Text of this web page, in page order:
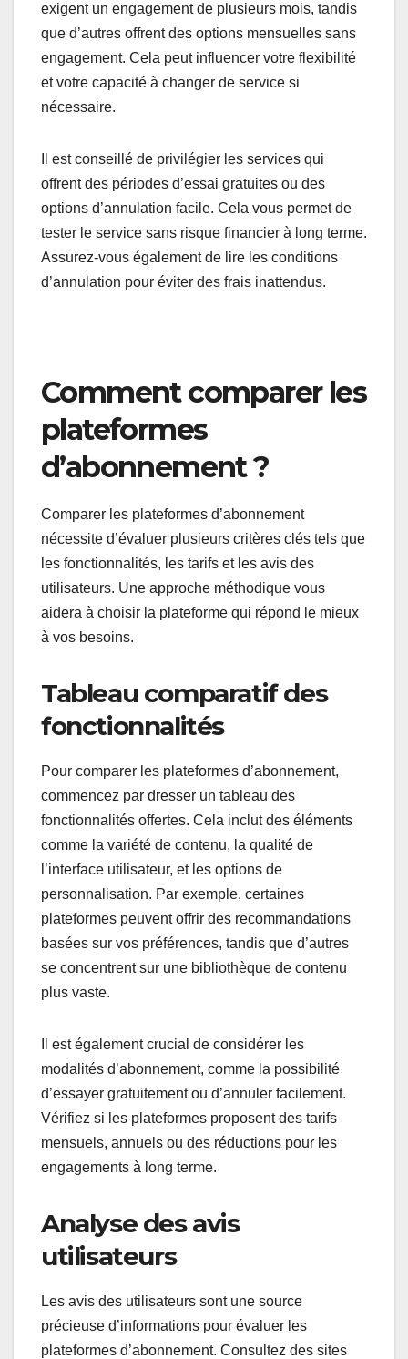
exigent un engagement de plusieurs mois, tandis
que d’autres offrent des options mensuelles sans
engagement. Cela peut influencer votre flexibilité
et votre capacité à changer de service si
nécessaire.
Il est conseillé de privilégier les services qui
offrent des périodes d’essai gratuites ou des
options d’annulation facile. Cela vous permet de
tester le service sans risque financier à long terme.
Assurez-vous également de lire les conditions
d’annulation pour éviter des frais inattendus.
Comment comparer les
plateformes
d’abonnement ?
Comparer les plateformes d’abonnement
nécessite d’évaluer plusieurs critères clés tels que
les fonctionnalités, les tarifs et les avis des
utilisateurs. Une approche méthodique vous
aidera à choisir la plateforme qui répond le mieux
à vos besoins.
Tableau comparatif des
fonctionnalités
Pour comparer les plateformes d’abonnement,
commencez par dresser un tableau des
fonctionnalités offertes. Cela inclut des éléments
comme la variété de contenu, la qualité de
l’interface utilisateur, et les options de
personnalisation. Par exemple, certaines
plateformes peuvent offrir des recommandations
basées sur vos préférences, tandis que d’autres
se concentrent sur une bibliothèque de contenu
plus vaste.
Il est également crucial de considérer les
modalités d’abonnement, comme la possibilité
d’essayer gratuitement ou d’annuler facilement.
Vérifiez si les plateformes proposent des tarifs
mensuels, annuels ou des réductions pour les
engagements à long terme.
Analyse des avis
utilisateurs
Les avis des utilisateurs sont une source
précieuse d’informations pour évaluer les
plateformes d’abonnement. Consultez des sites